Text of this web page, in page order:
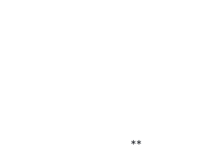
**